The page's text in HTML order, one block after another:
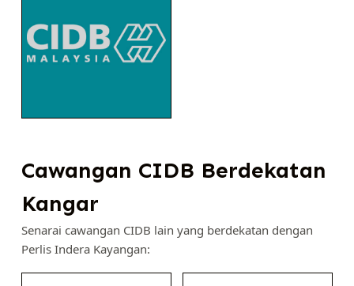
Cawangan CIDB Berdekatan
Kangar
Senarai cawangan CIDB lain yang berdekatan dengan
Perlis Indera Kayangan: